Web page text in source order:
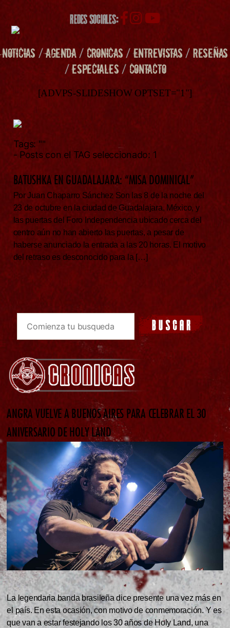
REDES SOCIALES:
NOTICIAS /AGENDA/ CRONICAS/ENTREVISTAS/RESEÑAS
/ESPECIALES/ CONTACTO
[ADVPS-SLIDESHOW OPTSET="1"]
Tags: ""
- Posts con el TAG seleccionado: 1
BATUSHKA EN GUADALAJARA: “MISA DOMINICAL”
Por Juan Chaparro Sánchez Son las 8 de la noche del
23 de octubre en la ciudad de Guadalajara, México, y
las puertas del Foro Independencia ubicado cerca del
centro aún no han abierto las puertas, a pesar de
haberse anunciado la entrada a las 20 horas. El motivo
del retraso es desconocido para la […]
ANGRA VUELVE A BUENOS AIRES PARA CELEBRAR EL 30
ANIVERSARIO DE HOLY LAND
La legendaria banda brasileña dice presente una vez más en
el país. En esta ocasión, con motivo de conmemoración. Y es
que van a estar festejando los 30 años de Holy Land, una